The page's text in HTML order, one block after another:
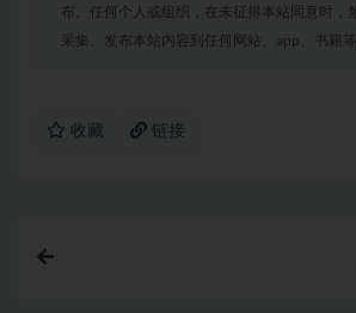
布。任何个人或组织，在未征得本站同意时，
采集、发布本站内容到任何网站、app、书籍
收藏 链接